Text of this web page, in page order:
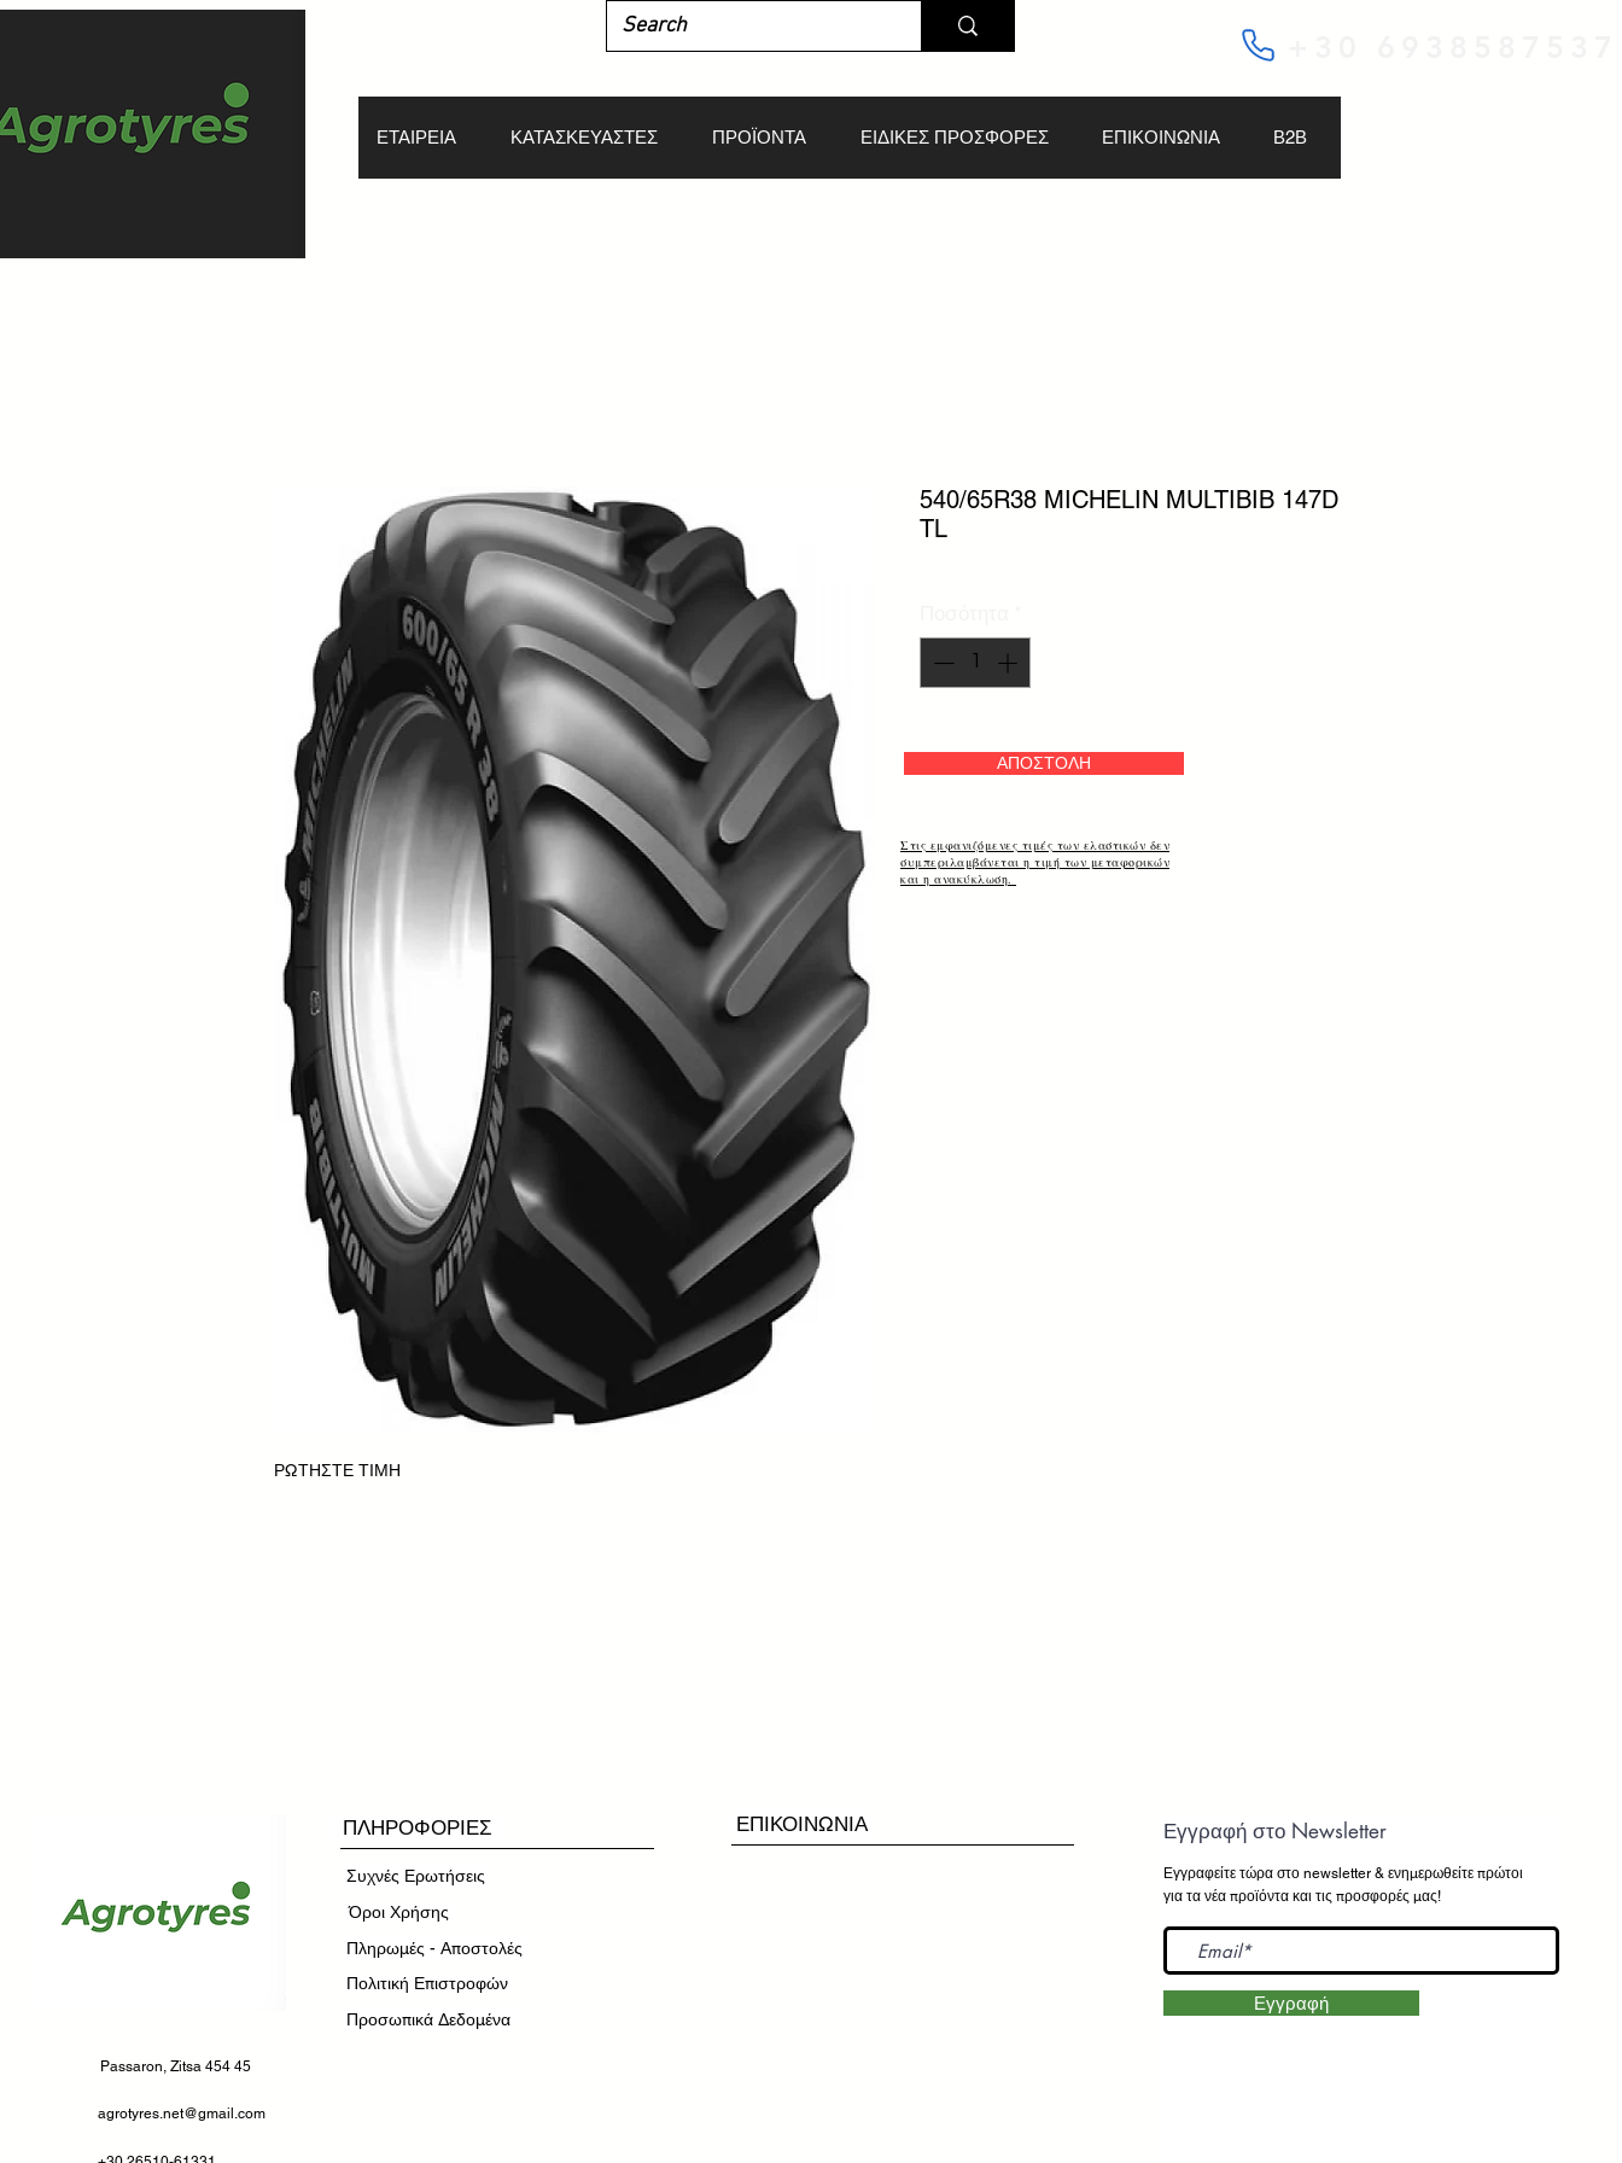
ΕΤΑΙΡΕΙΑ ΚΑΤΑΣΚΕΥΑΣΤΕΣ ΠΡΟΪΟΝΤΑ ΕΙΔΙΚΕΣ ΠΡΟΣΦΟΡΕΣ ΕΠΙΚΟΙΝΩΝΙΑ Β2Β
ΡΩΤΗΣΤΕ ΤΙΜΗ
540/65R38 MICHELIN MULTIBIB 147D
TL
ΑΠΟΣΤΟΛΗ
Στις εμφανιζόμενες τιμές των ελαστικών δεν
συμπεριλαμβάνεται η τιμή των μεταφορικών
και η ανακύκλωση.
ΠΛΗΡΟΦΟΡΙΕΣ
Συχνές Ερωτήσεις
​Όροι Χρήσης
Πληρωμές - Αποστολές
Πολιτική Επιστροφών
Προσωπικά Δεδομένα
Passaron, Zitsa 454 45
agrotyres.net@gmail.com
ΕΠΙΚΟΙΝΩΝΙΑ Εγγραφή στο Newsletter
Εγγραφείτε τώρα στο newsletter & ενημερωθείτε πρώτοι
για τα νέα προϊόντα και τις προσφορές μας!
Εγγραφή